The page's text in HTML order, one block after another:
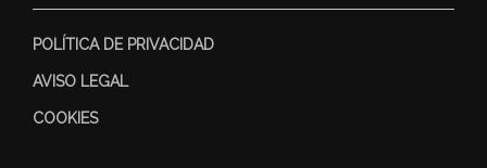
POLÍTICA DE PRIVACIDAD
AVISO LEGAL
COOKIES